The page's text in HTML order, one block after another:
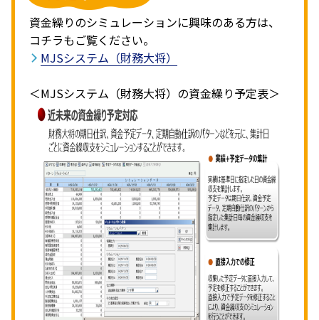
資金繰りのシミュレーションに興味のある方は、
コチラもご覧ください。
MJSシステム（財務大将）
＜MJSシステム（財務大将）の資金繰り予定表＞